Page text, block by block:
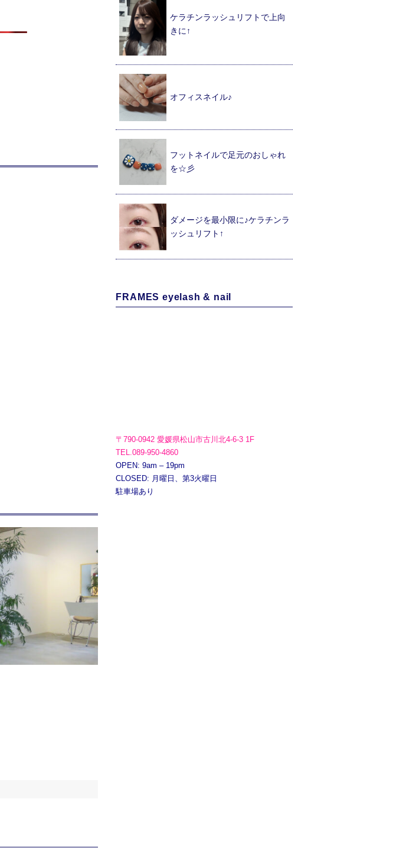
ケラチンラッシュリフトで上向
きに↑
オフィスネイル♪
フットネイルで足元のおしゃれ
を☆彡
ダメージを最小限に♪ケラチンラ
ッシュリフト↑
FRAMES eyelash & nail
〒790-0942 愛媛県松山市古川北4-6-3 1F
TEL.089-950-4860
OPEN: 9am – 19pm
CLOSED: 月曜日、第3火曜日
駐車場あり